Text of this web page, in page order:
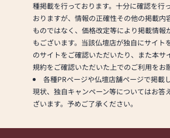
種掲載を行っております。十分に確認を行
おりますが、情報の正確性その他の掲載内
ものではなく、価格改定等により掲載情報
もございます。当該仏壇店が独自にサイト
のサイトをご確認いただいたり、また本サ
規約をご確認いただいた上でのご利用をお
各種PRページや仏壇店舗ページで掲載
現状、独自キャンペーン等についてはお答
ざいます。予めご了承ください。